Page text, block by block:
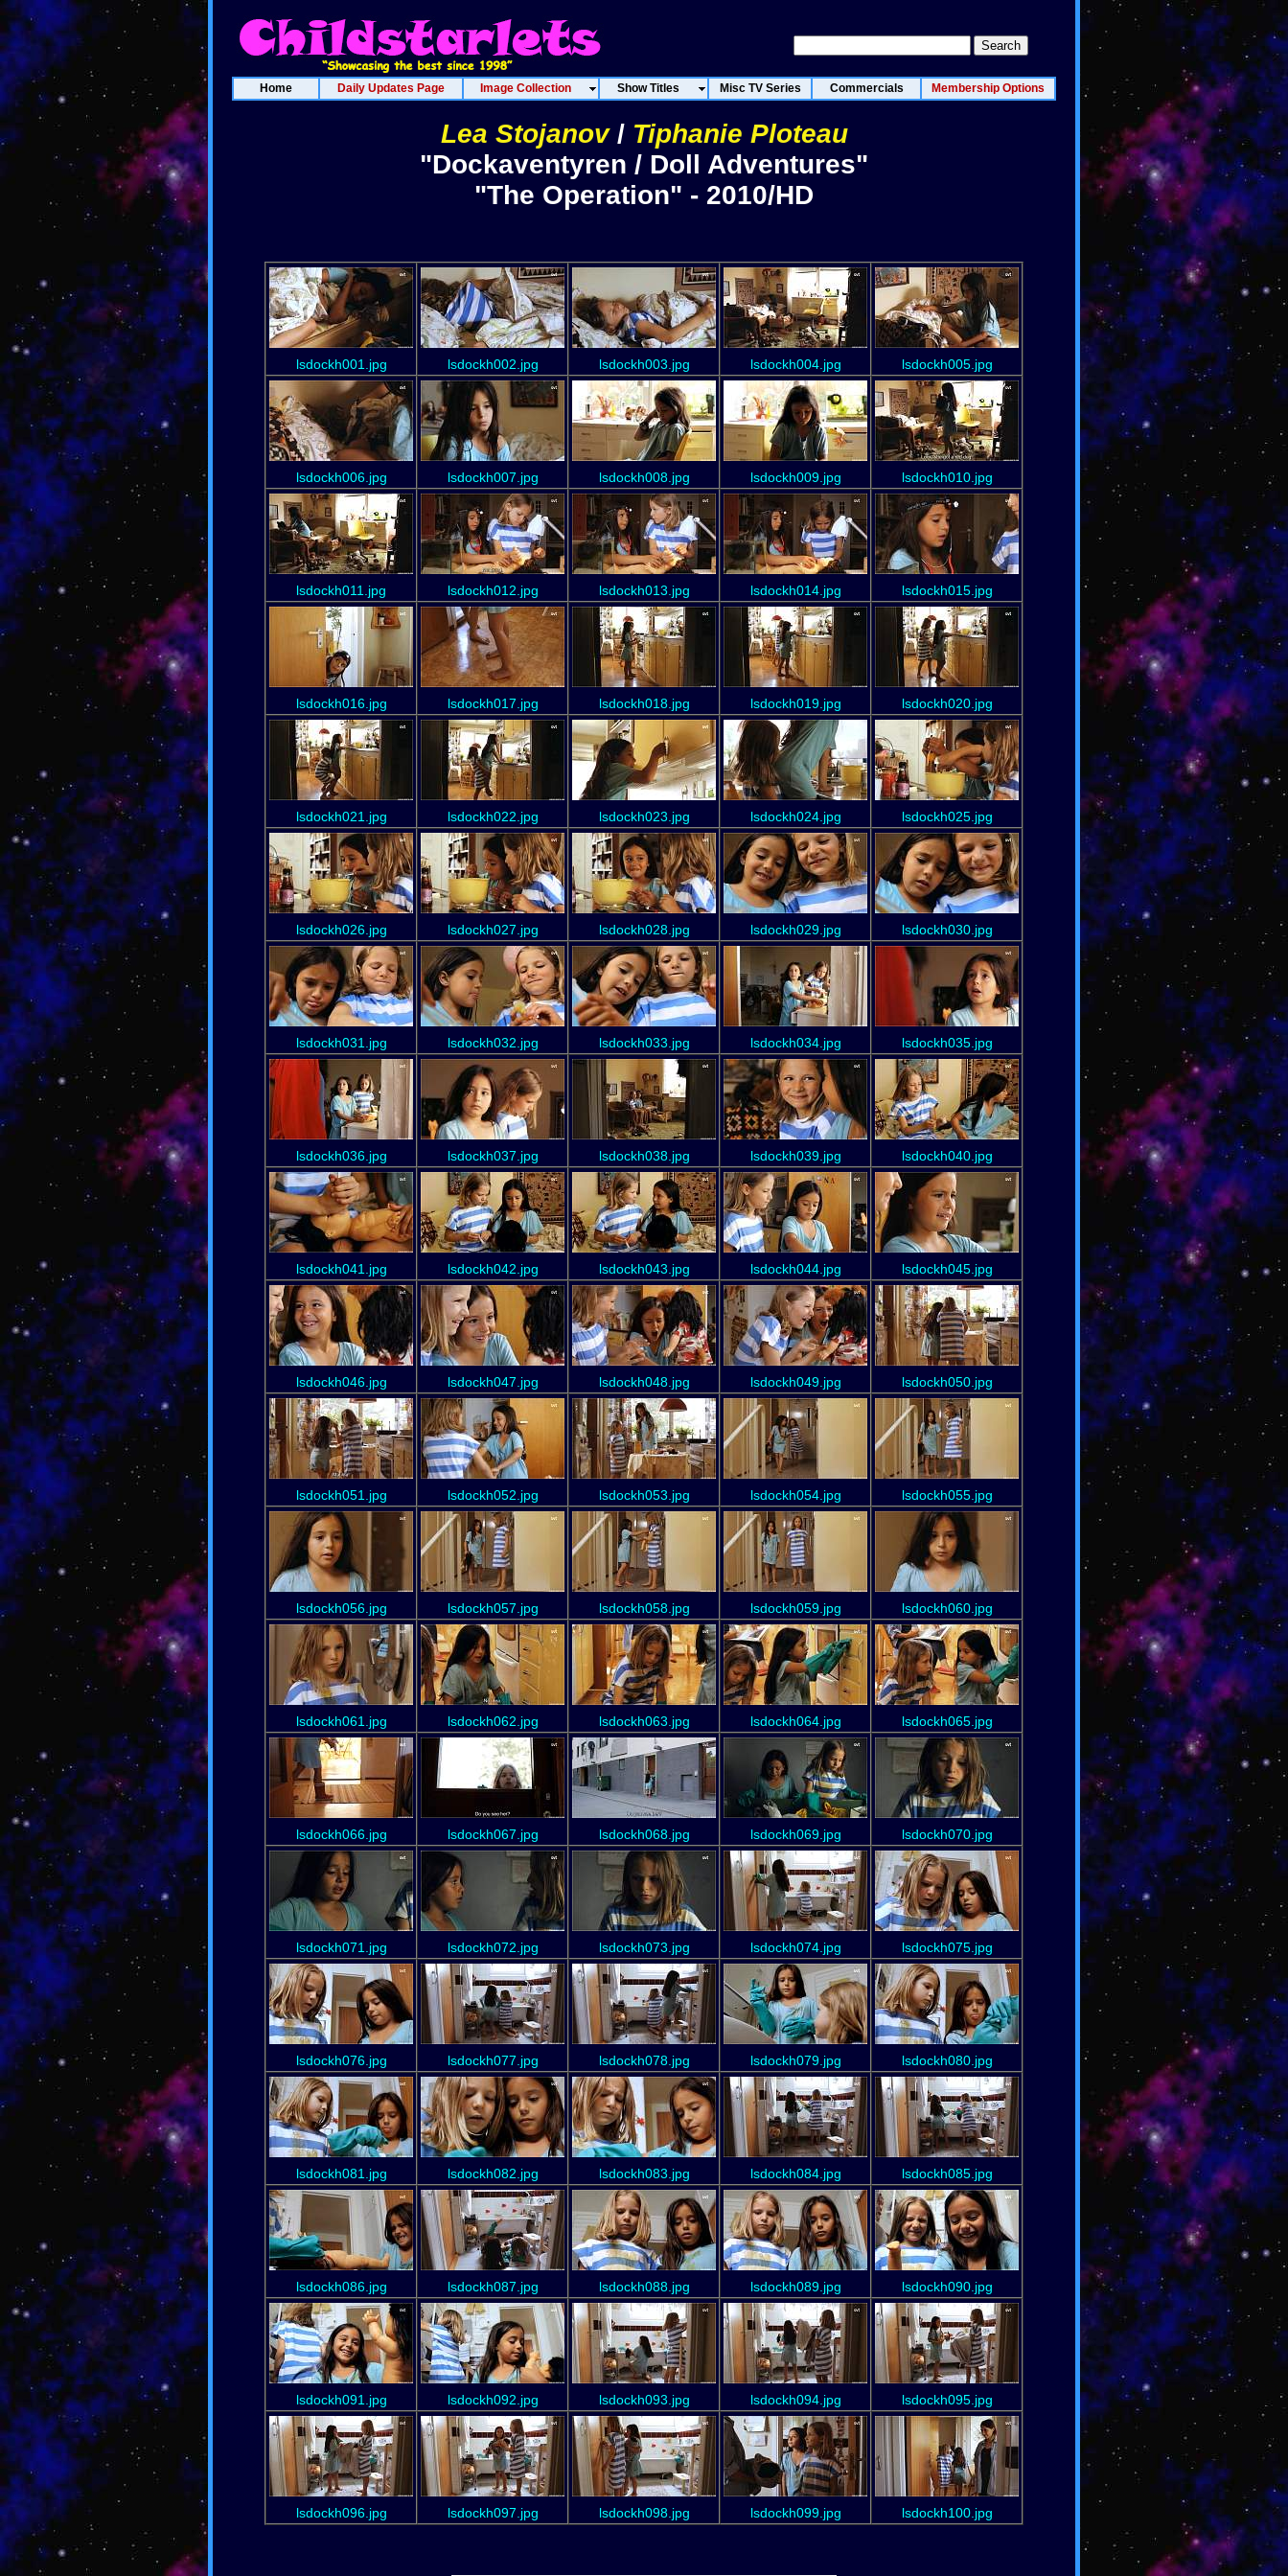
Home Daily Updates Page Image Collection Show Titles Misc TV Series Commercials Membership Options
Lea Stojanov/ Tiphanie Ploteau
"Dockaventyren / Doll Adventures"
"The Operation" - 2010/HD
lsdockh001.jpg lsdockh002.jpg lsdockh003.jpg lsdockh004.jpg lsdockh005.jpg
lsdockh006.jpg lsdockh007.jpg lsdockh008.jpg lsdockh009.jpg lsdockh010.jpg
lsdockh011.jpg lsdockh012.jpg lsdockh013.jpg lsdockh014.jpg lsdockh015.jpg
lsdockh016.jpg lsdockh017.jpg lsdockh018.jpg lsdockh019.jpg lsdockh020.jpg
lsdockh021.jpg lsdockh022.jpg lsdockh023.jpg lsdockh024.jpg lsdockh025.jpg
lsdockh026.jpg lsdockh027.jpg lsdockh028.jpg lsdockh029.jpg lsdockh030.jpg
lsdockh031.jpg lsdockh032.jpg lsdockh033.jpg lsdockh034.jpg lsdockh035.jpg
lsdockh036.jpg lsdockh037.jpg lsdockh038.jpg lsdockh039.jpg lsdockh040.jpg
lsdockh041.jpg lsdockh042.jpg lsdockh043.jpg lsdockh044.jpg lsdockh045.jpg
lsdockh046.jpg lsdockh047.jpg lsdockh048.jpg lsdockh049.jpg lsdockh050.jpg
lsdockh051.jpg lsdockh052.jpg lsdockh053.jpg lsdockh054.jpg lsdockh055.jpg
lsdockh056.jpg lsdockh057.jpg lsdockh058.jpg lsdockh059.jpg lsdockh060.jpg
lsdockh061.jpg lsdockh062.jpg lsdockh063.jpg lsdockh064.jpg lsdockh065.jpg
lsdockh066.jpg lsdockh067.jpg lsdockh068.jpg lsdockh069.jpg lsdockh070.jpg
lsdockh071.jpg lsdockh072.jpg lsdockh073.jpg lsdockh074.jpg lsdockh075.jpg
lsdockh076.jpg lsdockh077.jpg lsdockh078.jpg lsdockh079.jpg lsdockh080.jpg
lsdockh081.jpg lsdockh082.jpg lsdockh083.jpg lsdockh084.jpg lsdockh085.jpg
lsdockh086.jpg lsdockh087.jpg lsdockh088.jpg lsdockh089.jpg lsdockh090.jpg
lsdockh091.jpg lsdockh092.jpg lsdockh093.jpg lsdockh094.jpg lsdockh095.jpg
lsdockh096.jpg lsdockh097.jpg lsdockh098.jpg lsdockh099.jpg lsdockh100.jpg